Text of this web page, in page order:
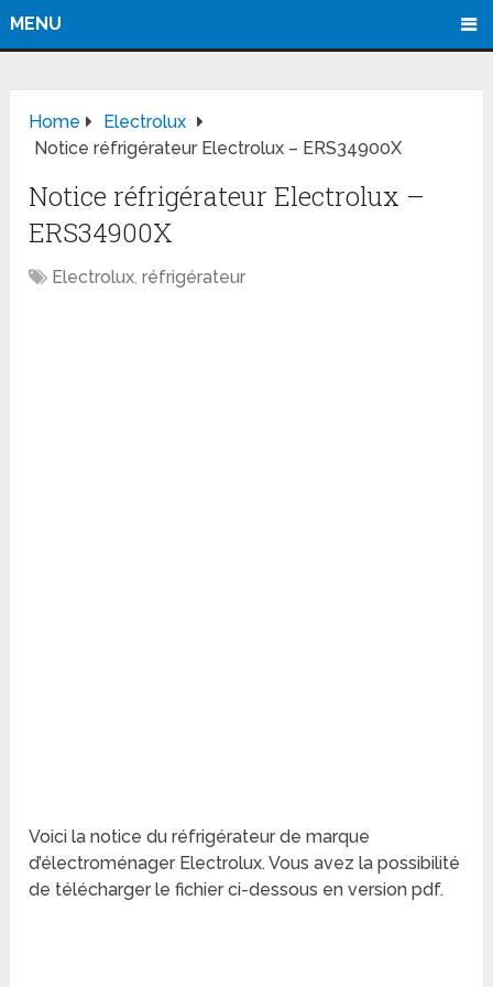
MENU
Home
Electrolux
Notice réfrigérateur Electrolux – ERS34900X
Notice réfrigérateur Electrolux –
ERS34900X
Electrolux,réfrigérateur
Voici la notice du réfrigérateur de marque
d’électroménager Electrolux. Vous avez la possibilité
de télécharger le fichier ci-dessous en version pdf.